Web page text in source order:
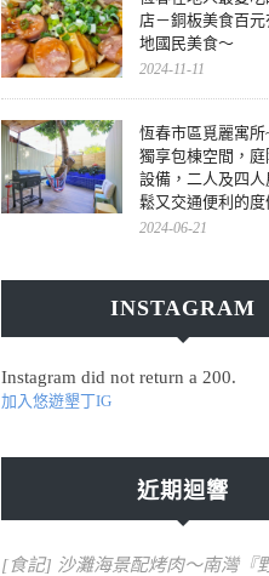
店－銅板美食百
地國民美食～
2024-11-11
恆春市區覓麗寓所
獨享包棟空間，
設備，二人及四
鬆又交通便利的度
2024-06-21
INSTAGRAM
Instagram did not return a 200.
加入悠遊墾丁IG
近期迴響
[食記] 沙灘海景配烤肉～南灣『